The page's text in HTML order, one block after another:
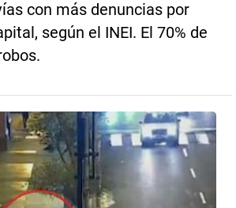
con más denuncias por
según el INEI. El 70% de